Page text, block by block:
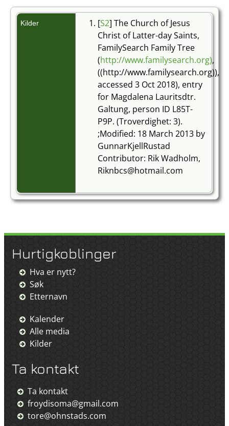
Kilder [S2] The Church of Jesus
Christ of Latter-day Saints,
FamilySearch Family Tree
(http://www.familysearch.org),
((http://www.familysearch.org)),
accessed 3 Oct 2018), entry
for Magdalena Lauritsdtr.
Galtung, person ID L85T-
P9P. (Troverdighet: 3).
;Modified: 18 March 2013 by
GunnarKjellRustad
Contributor: Rik Wadholm,
Riknbcs@hotmail.com
Hurtigkoblinger
Hva er nytt?
Søk
Etternavn
Kalender
Alle media
Kilder
Ta kontakt
Ta kontakt
froydisoma@gmail.com
tore@ohnstads.com